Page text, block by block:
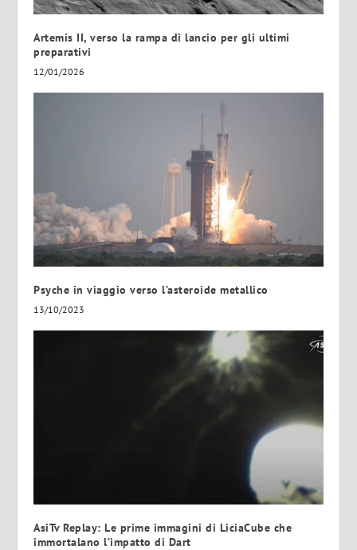
Artemis II, verso la rampa di lancio per gli ultimi
preparativi
12/01/2026
Psyche in viaggio verso l’asteroide metallico
13/10/2023
AsiTv Replay: Le prime immagini di LiciaCube che
immortalano l’impatto di Dart